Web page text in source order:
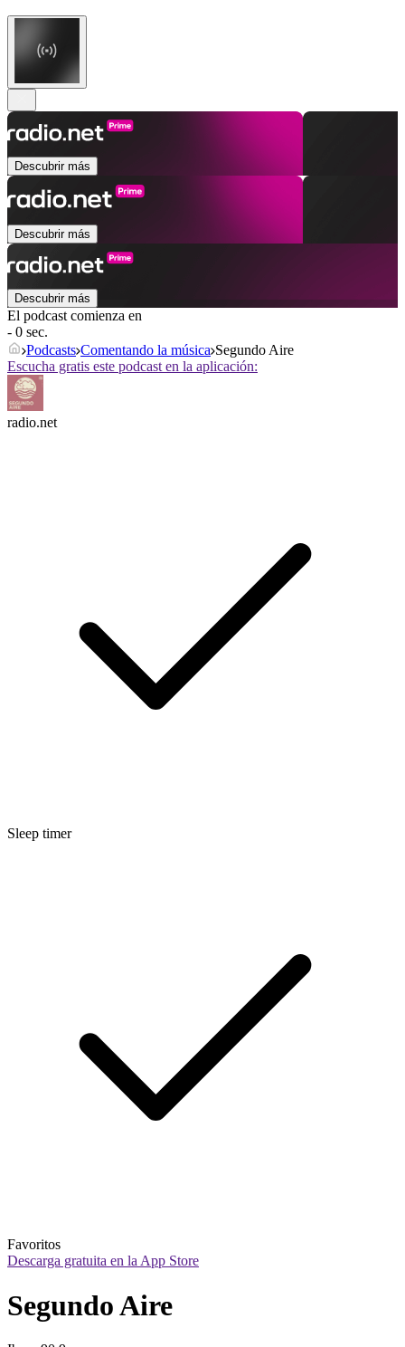
Descubrir más
Descubrir más
Descubrir más
El podcast comienza en
- 0 sec.
Podcasts Comentando la música Segundo Aire
Escucha gratis este podcast en la aplicación:
radio.net
Sleep timer
Favoritos
Descarga gratuita en la App Store
Segundo Aire